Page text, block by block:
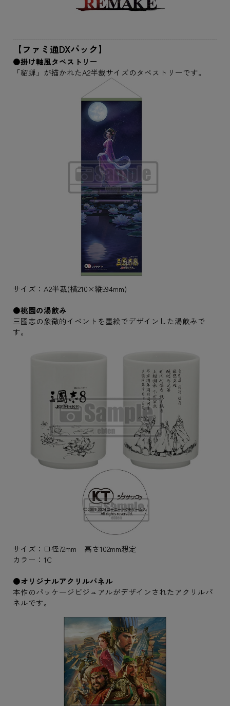
【ファミ通DXパック】
●掛け軸風タペストリー
「貂蝉」が描かれたA2半裁サイズのタペストリーです。
サイズ：A2半裁(横210×縦594mm)
●桃園の湯飲み
三國志の象徴的イベントを墨絵でデザインした湯飲みで
す。
サイズ：口径72mm 高さ102mm想定
カラー：1C
●オリジナルアクリルパネル
本作のパッケージビジュアルがデザインされたアクリルパ
ネルです。